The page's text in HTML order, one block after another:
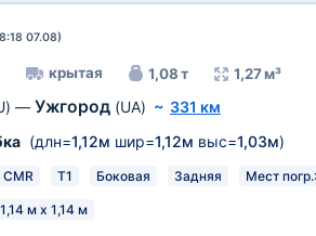
07.08)
крытая 1,08 т 1,27 м³
— Ужгород (UA) ~ 331 км
(длн=1,12м шир=1,12м выс=1,03м)
CMR T1 Боковая Задняя Мест
м х 1,14 м